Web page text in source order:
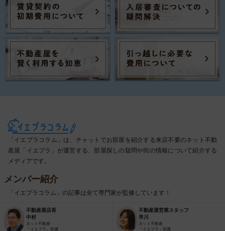
「イエプラコラム」は、チャットでお部屋を紹介する来店不要のネット不動
産屋「イエプラ」が運営する、部屋探しの疑問や街の情報について紹介する
メディアです。
メンバー紹介
「イエプラコラム」の記事は全て専門家が監修しています！
不動産屋店長
中村
ネット不動産
「イエプラ」所属
不動産屋営業スタッフ
早川
ネット不動産
「イエプラ」所属